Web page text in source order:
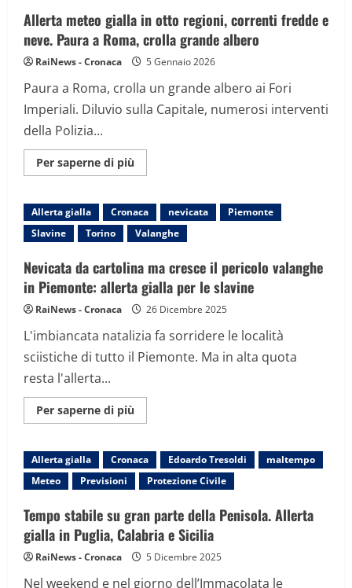
Niscemi:
1.500
sfollati.
“Case
entro
50-
70
metri
andranno
giù”
Allerta meteo gialla in otto regioni, correnti fredde e
neve. Paura a Roma, crolla grande albero
RaiNews - Cronaca 5 Gennaio 2026
Paura a Roma, crolla un grande albero ai Fori
Imperiali. Diluvio sulla Capitale, numerosi interventi
della Polizia...
Per saperne di più
informazioni
meteo
gialla
in
otto
fredde
e
neve.
Paura
a
Roma,
crolla
grande
albero
Allerta gialla Cronaca nevicata
Piemonte
Slavine
Torino Valanghe
Nevicata da cartolina ma cresce il pericolo valanghe
in Piemonte: allerta gialla per le slavine
RaiNews - Cronaca 26 Dicembre 2025
L'imbiancata natalizia fa sorridere le località
sciistiche di tutto il Piemonte. Ma in alta quota
resta l'allerta...
Per saperne di più
informazioni
da
cartolina
ma
cresce
pericolo
valanghe
in
Piemonte:
allerta
gialla
per
Allerta gialla Cronaca Edoardo Tresoldi
maltempo
Meteo
Previsioni Protezione Civile
Tempo stabile su gran parte della Penisola. Allerta
gialla in Puglia, Calabria e Sicilia
RaiNews - Cronaca 5 Dicembre 2025
Nel weekend e nel giorno dell’Immacolata le